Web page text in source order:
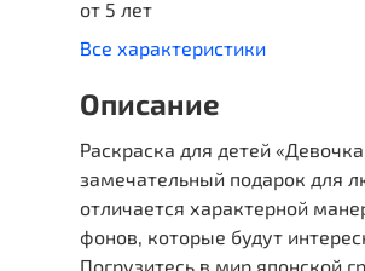
от 5 лет
Все характеристики
Описание
Раскраска для детей
замечательный подарок для
отличается характерной
фонов, которые будут
Погрузитесь в мир японской